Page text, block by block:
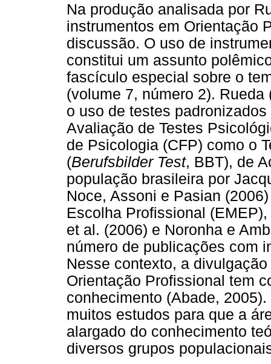
Na produção analisada por
instrumentos em Orientação
discussão. O uso de
constitui um assunto
fascículo especial sobre o
(volume 7, número 2).
o uso de testes
Avaliação de Testes
de Psicologia (CFP) como o
(Berufsbilder Test, BBT), de
população brasileira por
Noce, Assoni e Pasian
Escolha Profissional
et al. (2006) e Noronha e
número de publicações com
Nesse contexto, a
Orientação Profissional tem
conhecimento (Abade,
muitos estudos para que a
alargado do conhecimento
diversos grupos